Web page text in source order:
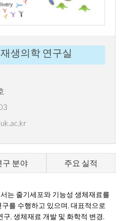
생의학 연구실
구 분야 주요 실적
는 줄기세포와 기능성 생체재료를
를 수행하고 있으며, 대표적으로
, 생체재료 개발 및 화학적 변경,